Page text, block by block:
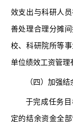
效支出与科研人
善处理合理分摊
校、科研院所等
单位绩效工资管理
（四）加强结
于完成任务
定的结余资金全